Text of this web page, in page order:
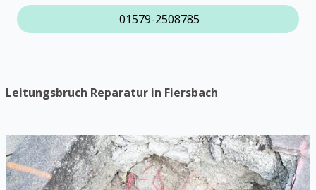
01579-2508785
Leitungsbruch Reparatur in Fiersbach